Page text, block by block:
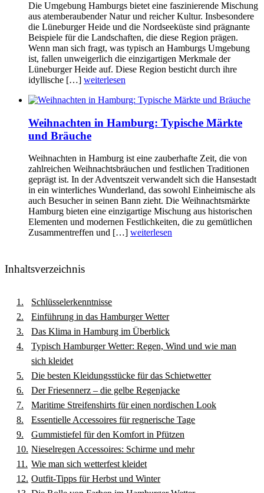
Die Umgebung Hamburgs bietet eine faszinierende Mischung
aus atemberaubender Natur und reicher Kultur. Insbesondere
die Lüneburger Heide und die Nordseeküste sind prägnante
Beispiele für die Landschaften, die diese Region prägen.
Wenn man sich fragt, was typisch an Hamburgs Umgebung
ist, fallen unweigerlich die einzigartigen Merkmale der
Lüneburger Heide auf. Diese Region besticht durch ihre
idyllische […] weiterlesen
Weihnachten in Hamburg: Typische Märkte
und Bräuche
Weihnachten in Hamburg ist eine zauberhafte Zeit, die von
zahlreichen Weihnachtsbräuchen und festlichen Traditionen
geprägt ist. In der Adventszeit verwandelt sich die Hansestadt
in ein winterliches Wunderland, das sowohl Einheimische als
auch Besucher in seinen Bann zieht. Die Weihnachtsmärkte
Hamburg bieten eine einzigartige Mischung aus historischen
Elementen und modernen Festlichkeiten, die zu gemütlichen
Zusammentreffen und […] weiterlesen
Inhaltsverzeichnis
Schlüsselerkenntnisse
Einführung in das Hamburger Wetter
Das Klima in Hamburg im Überblick
Typisch Hamburger Wetter: Regen, Wind und wie man
sich kleidet
Die besten Kleidungsstücke für das Schietwetter
Der Friesennerz – die gelbe Regenjacke
Maritime Streifenshirts für einen nordischen Look
Essentielle Accessoires für regnerische Tage
Gummistiefel für den Komfort in Pfützen
Nieselregen Accessoires: Schirme und mehr
Wie man sich wetterfest kleidet
Outfit-Tipps für Herbst und Winter